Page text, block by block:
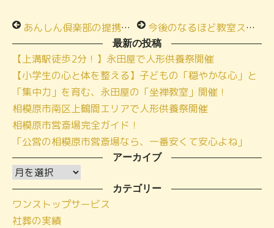
あんしん倶楽部の提携協力店のご紹介！ 今後のなるほど教室スケジュール！
最新の投稿
【上溝駅徒歩2分！】永田屋で人形供養祭開催
【小学生の心と体を整える】子どもの「穏やかな心」と
「集中力」を育む、永田屋の「坐禅教室」開催！
相模原市南区上鶴間エリアで人形供養祭開催
相模原市営斎場完全ガイド！
「公営の相模原市営斎場なら、一番安くて安心よね」
アーカイブ
ア
ー
カ
イ
カテゴリー
ワンストップサービス
社葬の実績